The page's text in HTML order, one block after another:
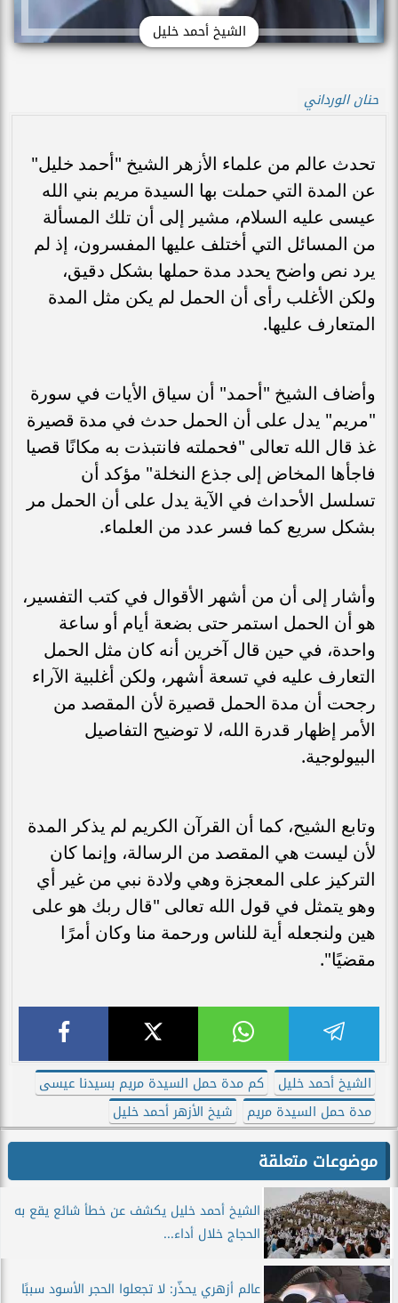
الشيخ أحمد خليل
حنان الورداني
تحدث عالم من علماء الأزهر الشيخ "أحمد خليل"
عن المدة التي حملت بها السيدة مريم بني الله
عيسى عليه السلام، مشير إلى أن تلك المسألة
من المسائل التي أختلف عليها المفسرون، إذ لم
يرد نص واضح يحدد مدة حملها بشكل دقيق،
ولكن الأغلب رأى أن الحمل لم يكن مثل المدة
المتعارف عليها.
وأضاف الشيخ "أحمد" أن سياق الأيات في سورة
"مريم" يدل على أن الحمل حدث في مدة قصيرة
غذ قال الله تعالى "فحملته فانتبذت به مكانًا قصيا
فاجأها المخاض إلى جذع النخلة" مؤكد أن
تسلسل الأحداث في الآية يدل على أن الحمل مر
بشكل سريع كما فسر عدد من العلماء.
وأشار إلى أن من أشهر الأقوال في كتب التفسير،
هو أن الحمل استمر حتى بضعة أيام أو ساعة
واحدة، في حين قال آخرين أنه كان مثل الحمل
التعارف عليه في تسعة أشهر، ولكن أغلبية الآراء
رجحت أن مدة الحمل قصيرة لأن المقصد من
الأمر إظهار قدرة الله، لا توضيح التفاصيل
البيولوجية.
وتابع الشيح، كما أن القرآن الكريم لم يذكر المدة
لأن ليست هي المقصد من الرسالة، وإنما كان
التركيز على المعجزة وهي ولادة نبي من غير أي
وهو يتمثل في قول الله تعالى "قال ربك هو على
هين ولنجعله أية للناس ورحمة منا وكان أمرًا
مقضيًا".
الشيخ أحمد خليل
كم مدة حمل السيدة مريم بسيدنا عيسى
مدة حمل السيدة مريم
شيخ الأزهر أحمد خليل
موضوعات متعلقة
الشيخ أحمد خليل يكشف عن خطأ شائع يقع به
الحجاج خلال أداء...
عالم أزهري يحذّر: لا تجعلوا الحجر الأسود سببًا